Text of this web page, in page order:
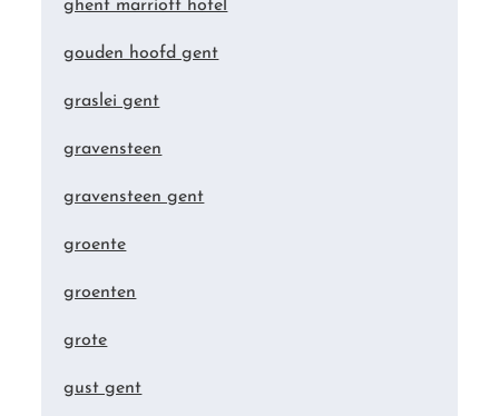
ghent marriott hotel
gouden hoofd gent
graslei gent
gravensteen
gravensteen gent
groente
groenten
grote
gust gent